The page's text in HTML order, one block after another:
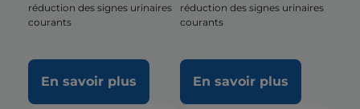
réduction des signes urinaires
courants
En savoir plus
réduction des signes urinaires
courants
En savoir plus